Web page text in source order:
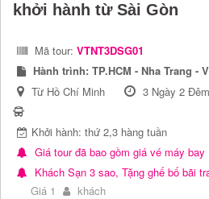
khởi hành từ Sài Gòn
Mã tour: VTNT3DSG01
Hành trình: TP.HCM - Nha Trang -
Từ Hồ Chí Minh
3 Ngày 2 Đêm
Khởi hành: thứ 2,3 hàng tuần
Giá tour đã bao gồm giá vé máy bay
Khách Sạn 3 sao, Tặng ghế bố bãi
Giá 1
khách